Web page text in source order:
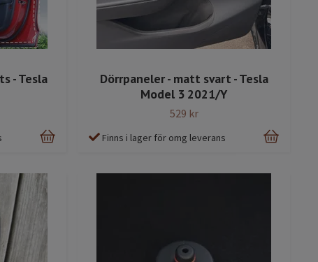
- Tesla
Dörrpaneler - matt svart - Tesla
Model 3 2021/Y
529 kr
Finns i lager för omg leverans